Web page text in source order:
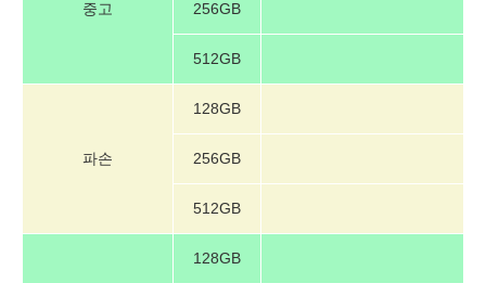
중고 256GB
512GB
파손
128GB
256GB
512GB
128GB